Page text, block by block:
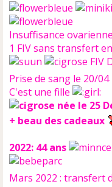
Insuffisance ovarienne
1 FIV sans transfert
FIV
Prise de sang le 20/04
C'est une fille
née le 25
+ beau des cadeaux
2022: 44 ans
Mars 2022 : transfert